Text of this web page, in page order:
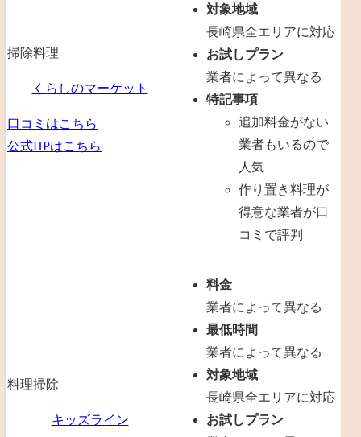
掃除料理
くらしのマーケット
口コミはこちら
公式HPはこちら
対象地域
長崎県全エリアに対応
お試しプラン
業者によって異なる
特記事項
追加料金がない
業者もいるので
人気
作り置き料理が
得意な業者が口
コミで評判
料理掃除
キッズライン
料金
業者によって異なる
最低時間
業者によって異なる
対象地域
長崎県全エリアに対応
お試しプラン